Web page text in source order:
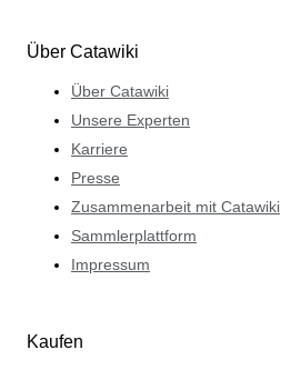
Über Catawiki
Über Catawiki
Unsere Experten
Karriere
Presse
Zusammenarbeit mit Catawiki
Sammlerplattform
Impressum
Kaufen